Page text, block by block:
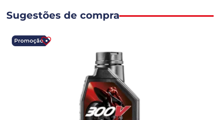
Sugestões de compra